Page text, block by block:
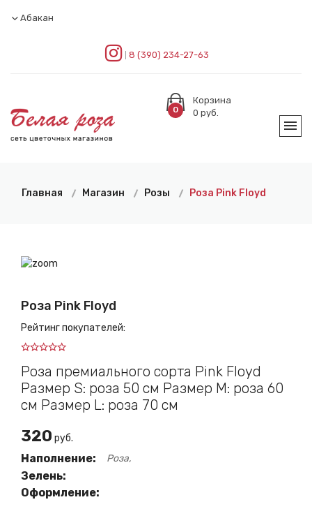
Абакан
8 (390) 234-27-63
0
Корзина
0 руб.
Главная Магазин Розы Роза Pink Floyd
Роза Pink Floyd
Рейтинг покупателей:
Роза премиального сорта Pink Floyd
Размер S: роза 50 см Размер М: роза 60
см Размер L: роза 70 см
320 руб.
Наполнение: Роза
Зелень:
Оформление: